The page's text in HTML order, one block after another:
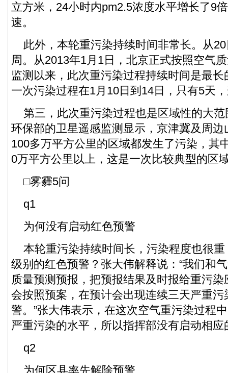
立方米，24小时内pm2.5浓度水平增长了9
速。
此外，本轮重污染持续时间非常长。从
周。从2013年1月1日，北京正式按照空气
监测以来，此次重污染过程持续时间是最
一次污染过程在1月10日到14日，只有5天
第三，此次重污染过程也是区域性的大范
环保部的卫星遥感监测显示，京津冀及周
100多万平方公里的区域都发生了污染，其
0万平方公里以上，这是一次比较典型的区
□雾霾5问
q1
为何没有启动红色预警
本轮重污染持续时间长，污染程度也很重
级别的红色预警？张大伟解释说：“我们和
质量预测预报，把预报结果及时报给重污
会按照预案，在预计会出现连续三天严重
警。”张大伟表示，在这次空气重污染过程
严重污染的水平，所以指挥部没有启动相应
q2
为何区县率先解除预警